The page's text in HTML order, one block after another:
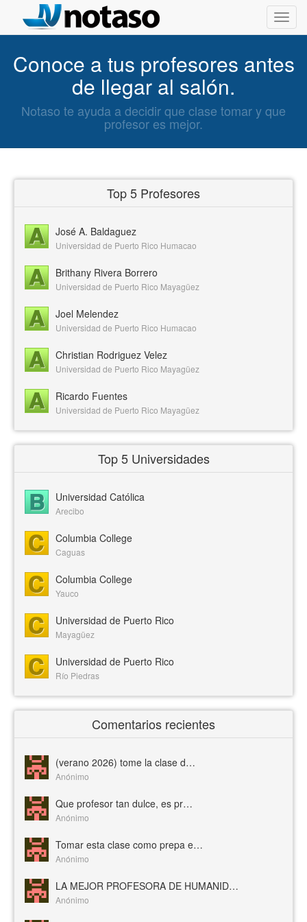
Conoce a tus profesores antes
de llegar al salón.
Notaso te ayuda a decidir que clase tomar y que
profesor es mejor.
Top 5 Profesores
José A. Baldaguez
Universidad de Puerto Rico Humacao
Brithany Rivera Borrero
Universidad de Puerto Rico Mayagüez
Joel Melendez
Universidad de Puerto Rico Humacao
Christian Rodriguez Velez
Universidad de Puerto Rico Mayagüez
Ricardo Fuentes
Universidad de Puerto Rico Mayagüez
Top 5 Universidades
Universidad Católica
Arecibo
Columbia College
Caguas
Columbia College
Yauco
Universidad de Puerto Rico
Mayagüez
Universidad de Puerto Rico
Río Piedras
Comentarios recientes
(verano 2026) tome la clase d…
Anónimo
Que profesor tan dulce, es pr…
Anónimo
Tomar esta clase como prepa e…
Anónimo
LA MEJOR PROFESORA DE HUMANID…
Anónimo